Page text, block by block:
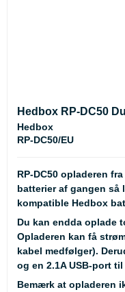
Hedbox RP-DC50
Hedbox
RP-DC50/EU
RP-DC50 opladeren
batterier af gangen så
kompatible Hedbox
Du kan endda oplade
Opladeren kan få
kabel medfølger).
og en 2.1A USB-port
Bemærk at opladeren